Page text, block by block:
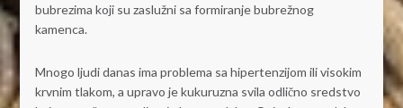
bubrezima koji su zaslužni sa formiranje bubrežnog
kamenca.
Mnogo ljudi danas ima problema sa hipertenzijom ili visokim
krvnim tlakom, a upravo je kukuruzna svila odlično sredstvo